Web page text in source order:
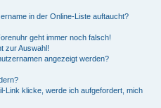
in der Online-Liste auftaucht?
geht immer noch falsch!
zur Auswahl!
angezeigt werden?
Link klicke, werde ich aufgefordert, mich